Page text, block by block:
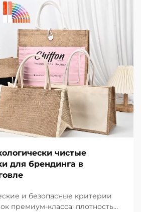
чистые
для брендинга в
и безопасные критерии
премиум-класса: плотность